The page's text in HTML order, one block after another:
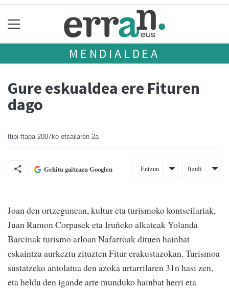
MENDIALDEA
Gure eskualdea ere Fituren
dago
ttipi-ttapa 2007ko otsailaren 2a
Gehitu gaitzazu Googlen Entzun Itzuli
Joan den ortzegunean, kultur eta turismoko kontseilariak,
Juan Ramon Corpasek eta Iruñeko alkateak Yolanda
Barcinak turismo arloan Nafarroak dituen hainbat
eskaintza aurkeztu zituzten Fitur erakustazokan. Turismoa
sustatzeko antolatua den azoka urtarrilaren 31n hasi zen,
eta heldu den igande arte munduko hainbat herri eta